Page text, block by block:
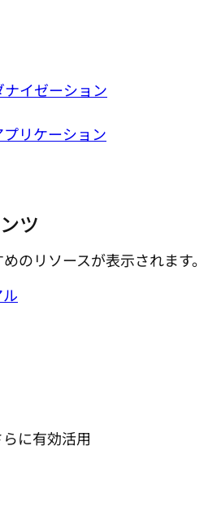
イゼーション
リケーション
ツ
のリソースが表示されます。
に有効活用